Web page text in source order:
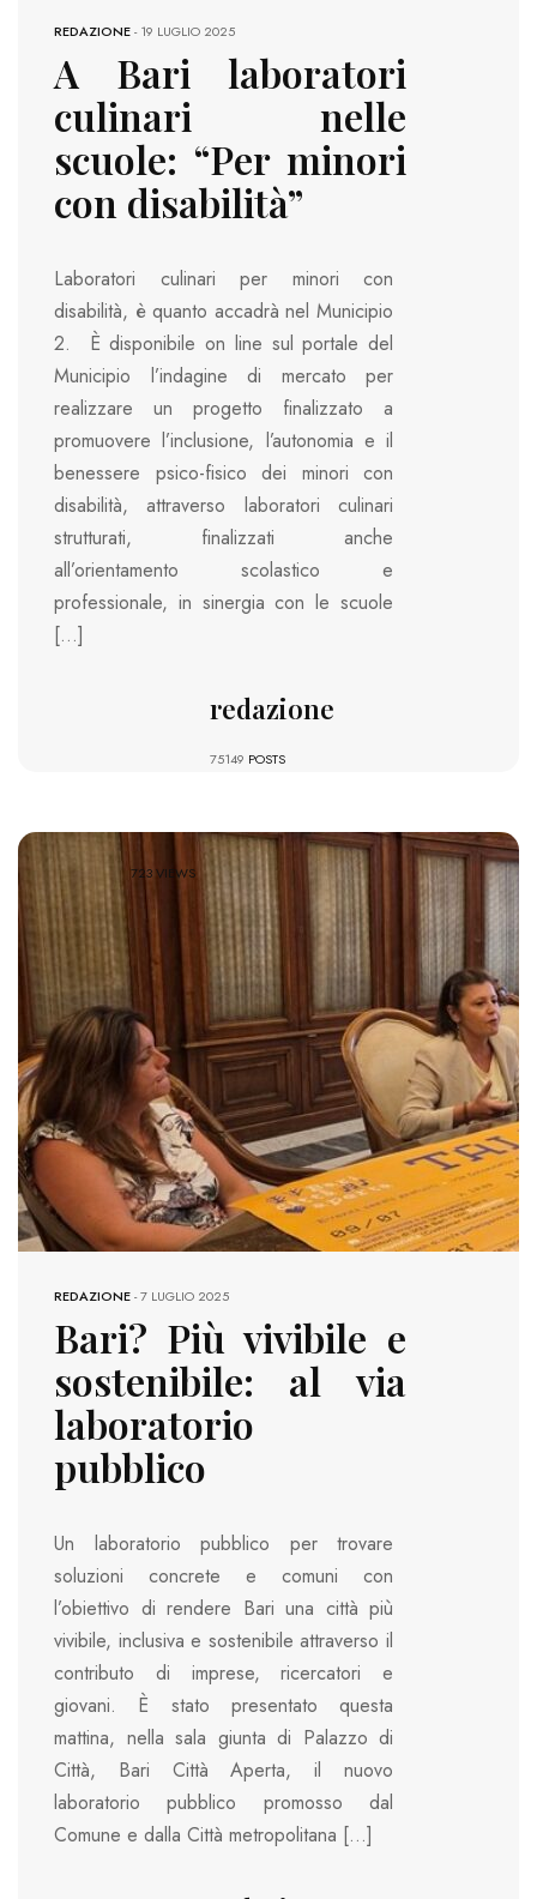
REDAZIONE-19 LUGLIO 2025
A Bari laboratori
culinari nelle
scuole: “Per minori
con disabilità”
Laboratori culinari per minori con
disabilità, è quanto accadrà nel Municipio
2. È disponibile on line sul portale del
Municipio l’indagine di mercato per
realizzare un progetto finalizzato a
promuovere l’inclusione, l’autonomia e il
benessere psico-fisico dei minori con
disabilità, attraverso laboratori culinari
strutturati, finalizzati anche
all’orientamento scolastico e
professionale, in sinergia con le scuole
[…]
redazione
75149 POSTS
723 VIEWS
REDAZIONE-7 LUGLIO 2025
Bari? Più vivibile e
sostenibile: al via
laboratorio
pubblico
Un laboratorio pubblico per trovare
soluzioni concrete e comuni con
l’obiettivo di rendere Bari una città più
vivibile, inclusiva e sostenibile attraverso il
contributo di imprese, ricercatori e
giovani. È stato presentato questa
mattina, nella sala giunta di Palazzo di
Città, Bari Città Aperta, il nuovo
laboratorio pubblico promosso dal
Comune e dalla Città metropolitana […]